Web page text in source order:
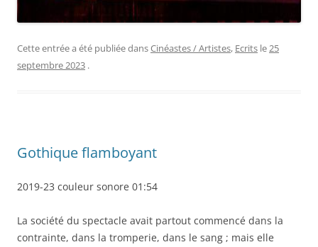
Cette entrée a été publiée dansCinéastes / Artistes, Ecrits le25
septembre 2023 .
Gothique flamboyant
2019-23 couleur sonore 01:54
La société du spectacle avait partout commencé dans la
contrainte, dans la tromperie, dans le sang ; mais elle